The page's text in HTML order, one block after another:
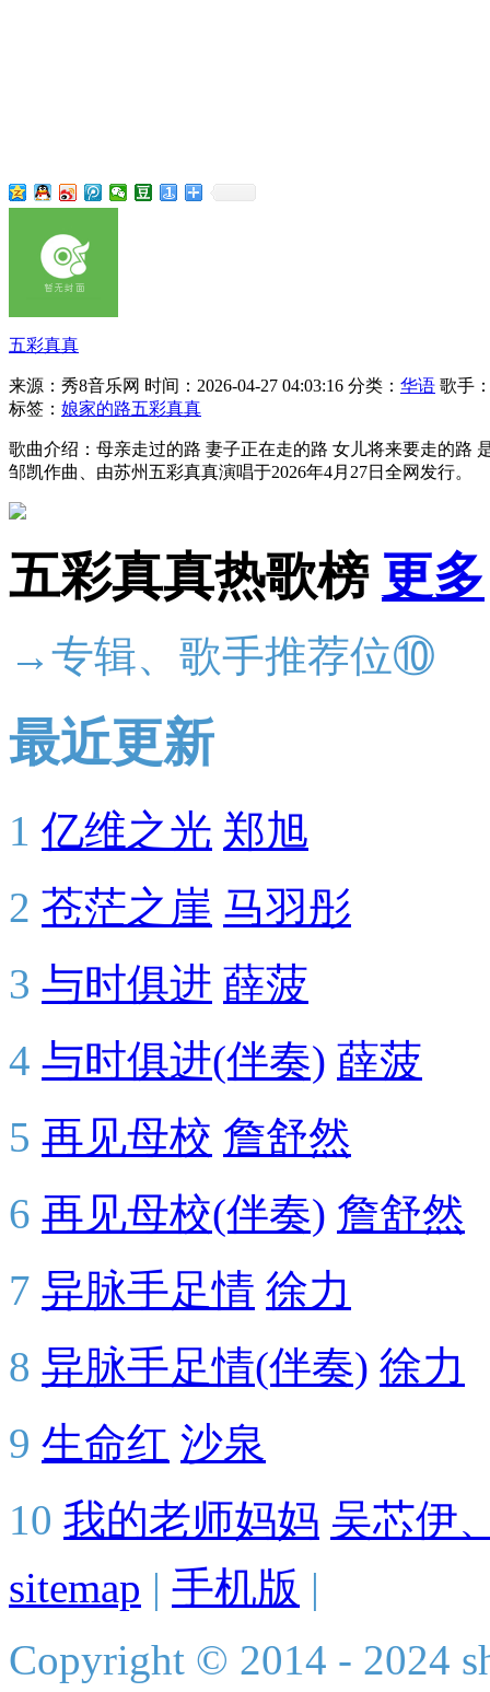
五彩真真
来源：秀8音乐网 时间：2026-04-27 04:03:16 分类： 华语 歌手
标签： 娘家的路五彩真真
歌曲介绍：母亲走过的路 妻子正在走的路 女儿将来要走的路
邹凯作曲、由苏州五彩真真演唱于2026年4月27日全网发行。
五彩真真热歌榜 更多
→专辑、歌手推荐位⑩
最近更新
1 亿维之光 郑旭
2 苍茫之崖 马羽彤
3 与时俱进 薛菠
4 与时俱进(伴奏) 薛菠
5 再见母校 詹舒然
6 再见母校(伴奏) 詹舒然
7 异脉手足情 徐力
8 异脉手足情(伴奏) 徐力
9 生命红 沙泉
10 我的老师妈妈 吴芯伊
sitemap | 手机版 |
Copyright © 2014 - 2024